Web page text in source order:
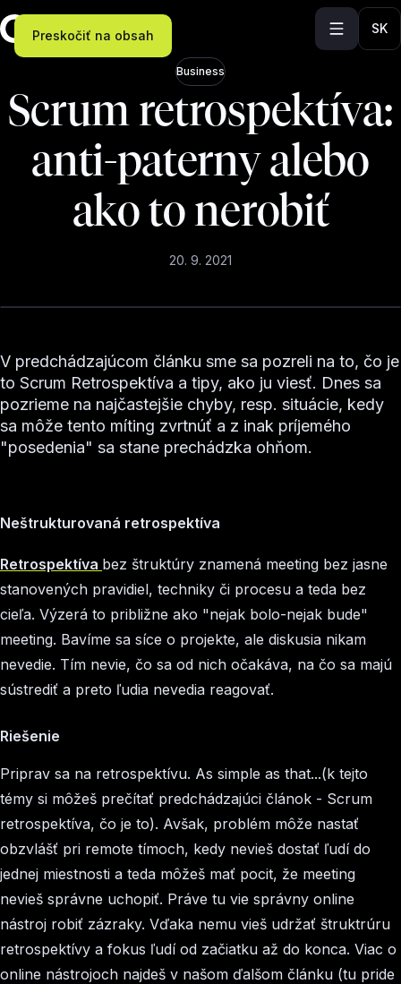
Preskočiť na obsah SK
Business
Scrum retrospektíva:
anti-paterny alebo
ako to nerobiť
20. 9. 2021
V predchádzajúcom článku sme sa pozreli na to, čo je
to Scrum Retrospektíva a tipy, ako ju viesť. Dnes sa
pozrieme na najčastejšie chyby, resp. situácie, kedy
sa môže tento míting zvrtnúť a z inak príjemého
"posedenia" sa stane prechádzka ohňom.
Neštrukturovaná retrospektíva
Retrospektíva bez štruktúry znamená meeting bez jasne
stanovených pravidiel, techniky či procesu a teda bez
cieľa. Výzerá to približne ako "nejak bolo-nejak bude"
meeting. Bavíme sa síce o projekte, ale diskusia nikam
nevedie. Tím nevie, čo sa od nich očakáva, na čo sa majú
sústrediť a preto ľudia nevedia reagovať.
Riešenie
Priprav sa na retrospektívu. As simple as that...(k tejto
témy si môžeš prečítať predchádzajúci článok - Scrum
retrospektíva, čo je to). Avšak, problém môže nastať
obzvlášť pri remote tímoch, kedy nevieš dostať ľudí do
jednej miestnosti a teda môžeš mať pocit, že meeting
nevieš správne uchopiť. Práve tu vie správny online
nástroj robiť zázraky. Vďaka nemu vieš udržať štruktrúru
retrospektívy a fokus ľudí od začiatku až do konca. Viac o
online nástrojoch najdeš v našom ďalšom článku (tu pride